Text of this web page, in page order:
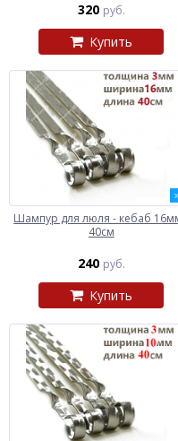
320 руб.
Купить
Шампур для люля - кебаб
40см
240 руб.
Купить